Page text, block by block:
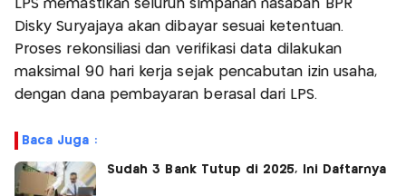
LPS memastikan seluruh simpanan nasabah BPR
Disky Suryajaya akan dibayar sesuai ketentuan.
Proses rekonsiliasi dan verifikasi data dilakukan
maksimal 90 hari kerja sejak pencabutan izin usaha,
dengan dana pembayaran berasal dari LPS.
Baca Juga :
Sudah 3 Bank Tutup di 2025, Ini Daftarnya